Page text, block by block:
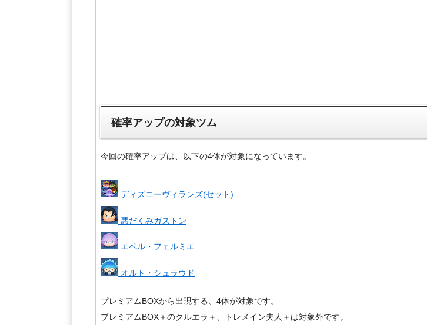
確率アップの対象ツム
今回の確率アップは、以下の4体が対象になっています。
ディズニーヴィランズ(セット)
悪だくみガストン
エペル・フェルミエ
オルト・シュラウド
プレミアムBOXから出現する、4体が対象です。
プレミアムBOX＋のクルエラ＋、トレメイン夫人＋は対象外です。